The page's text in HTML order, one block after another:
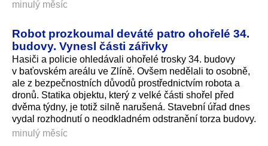
minulý měsíc
Robot prozkoumal deváté patro ohořelé 34.
budovy. Vynesl části zářivky
Hasiči a policie ohledávali ohořelé trosky 34. budovy
v baťovském areálu ve Zlíně. Ovšem nedělali to osobně,
ale z bezpečnostních důvodů prostřednictvím robota a
dronů. Statika objektu, který z velké části shořel před
dvěma týdny, je totiž silně narušená. Stavební úřad dnes
vydal rozhodnutí o neodkladném odstranění torza budovy.
minulý měsíc